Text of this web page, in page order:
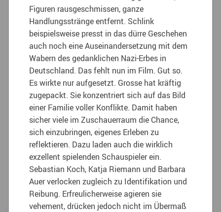
Figuren rausgeschmissen, ganze
Handlungsstränge entfernt. Schlink
beispielsweise presst in das dürre Geschehen
auch noch eine Auseinandersetzung mit dem
Wabern des gedanklichen Nazi-Erbes in
Deutschland. Das fehlt nun im Film. Gut so.
Es wirkte nur aufgesetzt. Grosse hat kräftig
zugepackt. Sie konzentriert sich auf das Bild
einer Familie voller Konflikte. Damit haben
sicher viele im Zuschauerraum die Chance,
sich einzubringen, eigenes Erleben zu
reflektieren. Dazu laden auch die wirklich
exzellent spielenden Schauspieler ein.
Sebastian Koch, Katja Riemann und Barbara
Auer verlocken zugleich zu Identifikation und
Reibung. Erfreulicherweise agieren sie
vehement, drücken jedoch nicht im Übermaß